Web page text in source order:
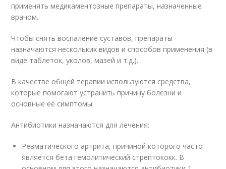
применять медикаментозные препараты, назначенные
врачом.
Чтобы снять воспаление суставов, препараты
назначаются нескольких видов и способов применения (в
виде таблеток, уколов, мазей и т.д.).
В качестве общей терапии используются средства,
которые помогают устранить причину болезни и
основные её симптомы.
Антибиотики назначаются для лечения:
Ревматического артрита, причиной которого часто
является бета гемолитический стрептококк. В